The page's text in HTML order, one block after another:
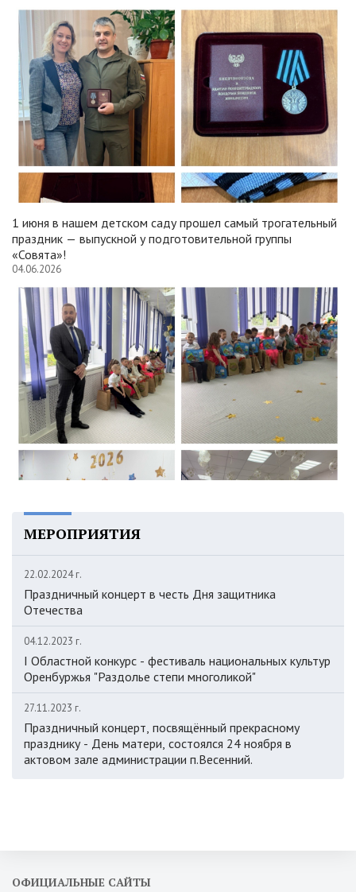
1 июня в нашем детском саду прошел самый трогательный
праздник — выпускной у подготовительной группы
«Совята»!
04.06.2026
МЕРОПРИЯТИЯ
22.02.2024 г.
Праздничный концерт в честь Дня защитника
Отечества
04.12.2023 г.
I Областной конкурс - фестиваль национальных культур
Оренбуржья "Раздолье степи многоликой"
27.11.2023 г.
Праздничный концерт, посвящённый прекрасному
празднику - День матери, состоялся 24 ноября в
актовом зале администрации п.Весенний.
ОФИЦИАЛЬНЫЕ САЙТЫ